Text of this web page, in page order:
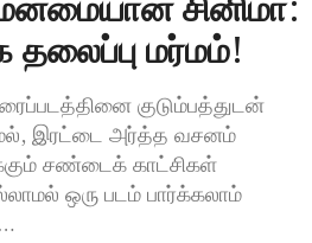
n
மர்மம்!
குடும்பத்துடன்
இரட்டை அர்த்த வசனம்
சண்டைக் காட்சிகள்
ஒரு படம் பார்க்கலாம்